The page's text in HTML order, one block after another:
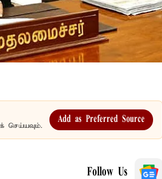
செய்யவும்.
Add as Preferred Source
Follow Us